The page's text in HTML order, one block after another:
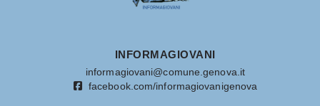
INFORMAGIOVANI
informagiovani@comune.genova.it
facebook.com/informagiovanigenova